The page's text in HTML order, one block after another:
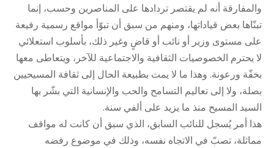
والمفارقة أنه لم يقتصر تردادها على المناصرين وحسب، إنما
تبنّاها بعض قياداتها، ومنهم من سبق أن تبوّأ مواقع رسمية رفيعة
على مستوى وزير أو نائب أو قاضٍ وغير ذلك، بأسلوب استعلائي
لا يحترم الخصوصيات الثقافية والاجتماعية للآخر، ويتعاطى معها
بخفّة ورعونة. وهذا ما لا يمت بطبيعة الحال إلى ثقافة المسيحيين
بصلة، ولا إلى تعاليم التسامح والحب والإنسانية التي بشّر بها
السيد المسيح منذ ما يزيد على ألفي سنة.
هذا أمر يُسجل للنائب السابق، الذي سبق أن كانت له مواقف
مماثلة، تصبّ في الاتجاه نفسه، وذلك في موضوع رفضه